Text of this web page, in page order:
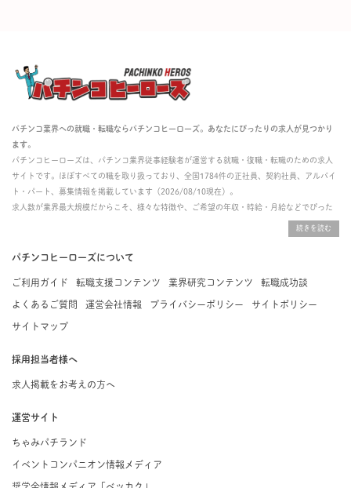
パチンコ業界への就職・転職ならパチンコヒーローズ。あなたにぴったりの求人が見つかり
ます。
パチンコヒーローズは、パチンコ業界従事経験者が運営する就職・復職・転職のための求人
サイトです。ほぼすべての職を取り扱っており、全国1784件の正社員、契約社員、アルバイ
ト・パート、募集情報を掲載しています（2026/08/10現在）。
求人数が業界最大規模だからこそ、様々な特徴や、ご希望の年収・時給・月給などでぴった
りな求人を探すことができ、ご利用者の約96%の方に「満足」とお答えいただいています。
掲載している求人は、すべて契約法人様から寄せられた正規の求人情報です。応募いただい
た内容はすぐに直接事業所に届くためスムーズに転職・復職できます。
パチンコヒーローズについて
ご利用ガイド 転職支援コンテンツ 業界研究コンテンツ 転職成功談
よくあるご質問 運営会社情報 プライバシーポリシー サイトポリシー
サイトマップ
採用担当者様へ
求人掲載をお考えの方へ
運営サイト
ちゃみパチランド
イベントコンパニオン情報メディア